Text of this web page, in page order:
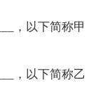
，以下简称甲
，以下简称乙